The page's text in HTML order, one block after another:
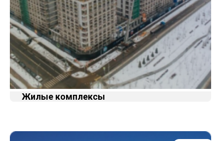
Жилые комплексы